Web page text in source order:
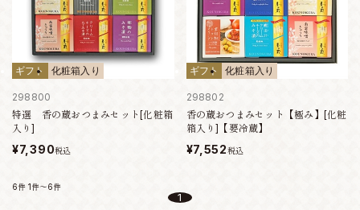
ギフト 化粧箱入り
298800
特選 香の蔵おつまみセット[化粧箱
入り]
¥7,390税込
ギフト 化粧箱入り
298802
香の蔵おつまみセット【極み】[化粧
箱入り]【要冷蔵】
¥7,552税込
6件 1件～6件
1